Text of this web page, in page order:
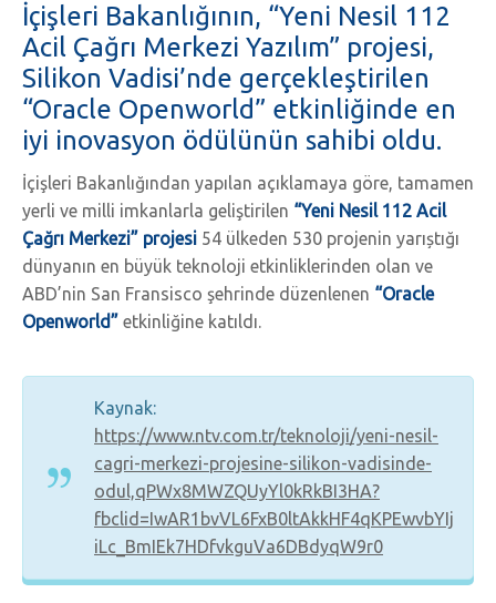
İçişleri Bakanlığının, “Yeni Nesil 112
Acil Çağrı Merkezi Yazılım” projesi,
Silikon Vadisi’nde gerçekleştirilen
“Oracle Openworld” etkinliğinde en
iyi inovasyon ödülünün sahibi oldu.
İçişleri Bakanlığından yapılan açıklamaya göre, tamamen
yerli ve milli imkanlarla geliştirilen “Yeni Nesil 112 Acil
Çağrı Merkezi” projesi 54 ülkeden 530 projenin yarıștığı
dünyanın en büyük teknoloji etkinliklerinden olan ve
ABD’nin San Fransisco şehrinde düzenlenen “Oracle
Openworld” etkinliğine katıldı.
Kaynak:
https://www.ntv.com.tr/teknoloji/yeni-nesil-
cagri-merkezi-projesine-silikon-vadisinde-
odul,qPWx8MWZQUyYl0kRkBI3HA?
fbclid=IwAR1bvVL6FxB0ltAkkHF4qKPEwvbYIj
iLc_BmIEk7HDfvkguVa6DBdyqW9r0